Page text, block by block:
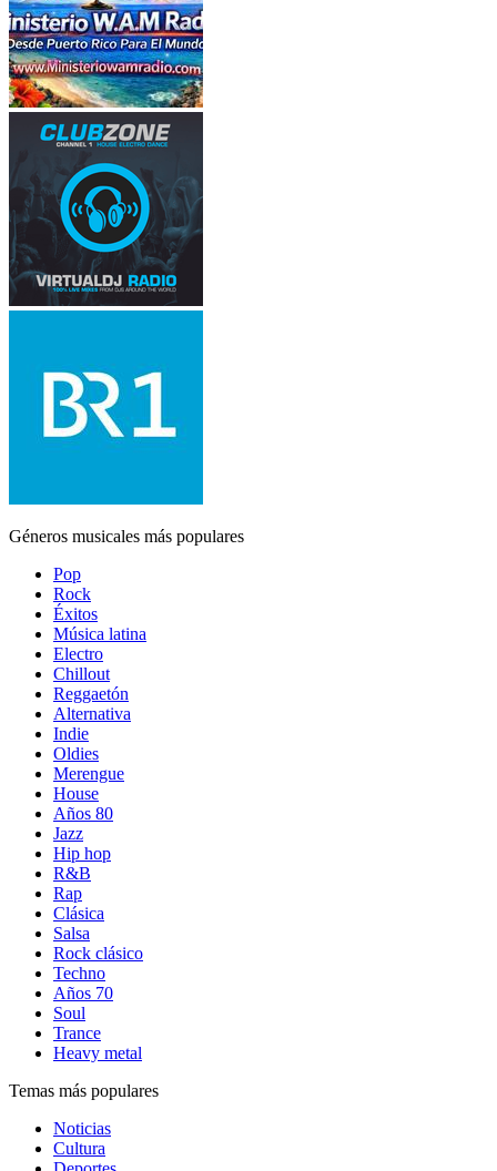
Géneros musicales más populares
Pop
Rock
Éxitos
Música latina
Electro
Chillout
Reggaetón
Alternativa
Indie
Oldies
Merengue
House
Años 80
Jazz
Hip hop
R&B
Rap
Clásica
Salsa
Rock clásico
Techno
Años 70
Soul
Trance
Heavy metal
Temas más populares
Noticias
Cultura